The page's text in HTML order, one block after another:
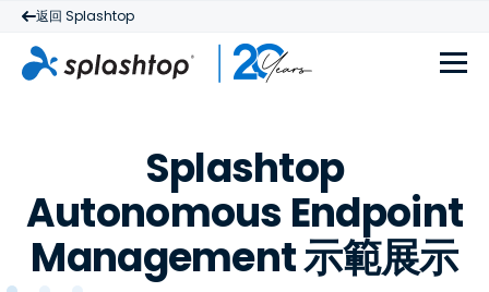
返回 Splashtop
Splashtop
Autonomous Endpoint
Management 示範展示